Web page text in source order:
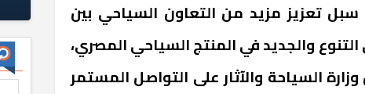
سبل تعزيز مزيد من التعاون السياحي بين
والجديد في المنتج السياحي المصري،
السياحة والآثار على التواصل المستمر